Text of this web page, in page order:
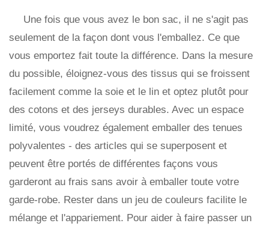
Une fois que vous avez le bon sac, il ne s'agit pas
seulement de la façon dont vous l'emballez. Ce que
vous emportez fait toute la différence. Dans la mesure
du possible, éloignez-vous des tissus qui se froissent
facilement comme la soie et le lin et optez plutôt pour
des cotons et des jerseys durables. Avec un espace
limité, vous voudrez également emballer des tenues
polyvalentes - des articles qui se superposent et
peuvent être portés de différentes façons vous
garderont au frais sans avoir à emballer toute votre
garde-robe. Rester dans un jeu de couleurs facilite le
mélange et l'appariement. Pour aider à faire passer un